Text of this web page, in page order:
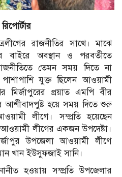
রাজনীতির সাথে। মাঝে
বাইরে অবস্থান ও পরবর্তীতে
তেমন সময় দিতে না
যুক্ত ছিলেন আওয়ামী
মির্জাপুরের প্রয়াত এমপি বীর
আর্শীবাদপুষ্ট হয়ে সময় দিতে শুরু
লীগে। সম্প্রতি হয়েছেন
আওয়ামী লীগের একজন উপদেষ্টা।
উপজেলা আওয়ামী লীগে
খান ইউসুফজাই সানি।
হওয়ায় সম্প্রতি উপজেলার